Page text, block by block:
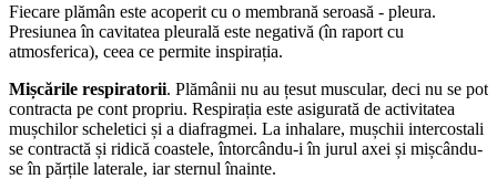
Fiecare plămân este acoperit cu o membrană seroasă - pleura.
Presiunea în cavitatea pleurală este negativă (în raport cu
atmosferica), ceea ce permite inspirația.
Mișcările respiratorii. Plămânii nu au țesut muscular, deci nu se pot
contracta pe cont propriu. Respirația este asigurată de activitatea
mușchilor scheletici și a diafragmei. La inhalare, mușchii intercostali
se contractă și ridică coastele, întorcându-i în jurul axei și mișcându-
se în părțile laterale, iar sternul înainte.